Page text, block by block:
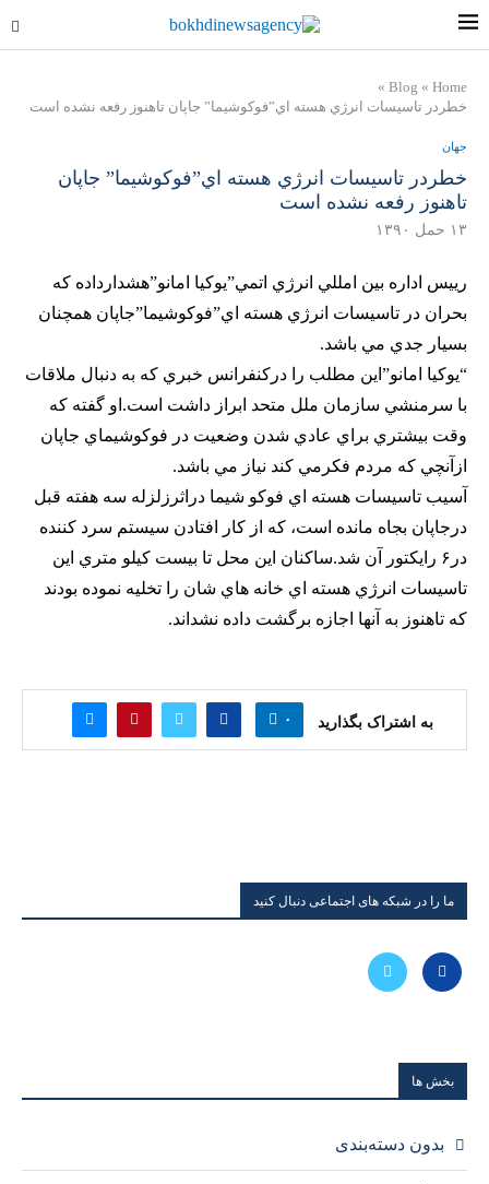
Home
»
Blog
»
خطردر تاسيسات انرژي هسته اي”فوكوشيما” جاپان تاهنوز رفعه نشده است
جهان
خطردر تاسيسات انرژي هسته اي”فوكوشيما” جاپان
تاهنوز رفعه نشده است
۱۳ حمل ۱۳۹۰
رييس اداره بين امللي انرژي اتمي”يوكيا امانو”هشدارداده كه
بحران در تاسيسات انرژي هسته اي”فوكوشيما”جاپان همچنان
بسيار جدي مي باشد.
“يوكيا امانو”اين مطلب را دركنفرانس خبري كه به دنبال ملاقات
با سرمنشي سازمان ملل متحد ابراز داشت است.او گفته كه
وقت بيشتري براي عادي شدن وضعيت در فوكوشيماي جاپان
ازآنچي كه مردم فكرمي كند نياز مي باشد.
آسيب تاسيسات هسته اي فوكو شيما دراثرزلزله سه هفته قبل
درجاپان بجاه مانده است، كه از كار افتادن سيستم سرد كننده
در۶ رايكتور آن شد.ساكنان اين محل تا بيست كيلو متري اين
تاسيسات انرژي هسته اي خانه هاي شان را تخليه نموده بودند
كه تاهنوز به آنها اجازه برگشت داده نشداند.
به اشتراک بگذارید ۰
ما را در شبکه های اجتماعی دنبال کنید
بخش ها
بدون دسته‌بندی